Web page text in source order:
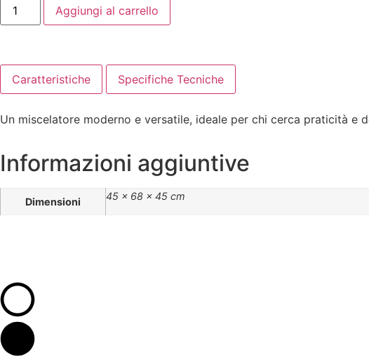
Aggiungi al carrello
Caratteristiche Specifiche Tecniche
Un miscelatore moderno e versatile, ideale per chi cerca praticità e
Informazioni aggiuntive
Dimensioni 45 × 68 × 45 cm